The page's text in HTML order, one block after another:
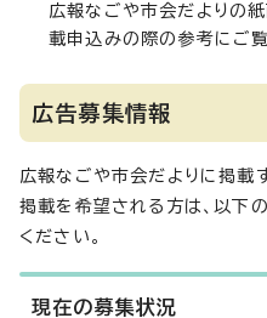
広報なごや市会だよりの
載申込みの際の参考にご覧
広告募集情報
広報なごや市会だよりに掲載
掲載を希望される方は、以下
ください。
現在の募集状況